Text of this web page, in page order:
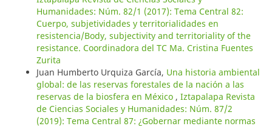
Humanidades: Núm. 82/1 (2017): Tema Central 82:
Cuerpo, subjetividades y territorialidades en
resistencia/Body, subjectivity and territoriality of the
resistance. Coordinadora del TC Ma. Cristina Fuentes
Zurita
Juan Humberto Urquiza García, Una historia ambiental
global: de las reservas forestales de la nación a las
reservas de la biosfera en México , Iztapalapa Revista
de Ciencias Sociales y Humanidades: Núm. 87/2
(2019): Tema Central 87: ¿Gobernar mediante normas